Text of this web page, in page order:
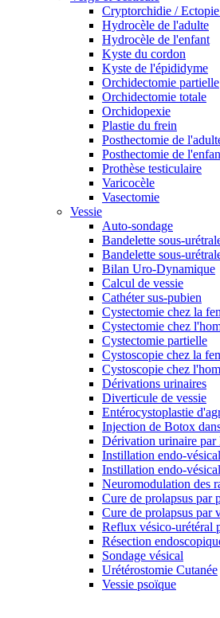
Cryptorchidie /
Hydrocèle de l'adulte
Hydrocèle de l'enfant
Kyste du cordon
Kyste de l'épididyme
Orchidectomie partielle
Orchidectomie totale
Orchidopexie
Plastie du frein
Posthectomie de
Posthectomie de
Prothèse testiculaire
Varicocèle
Vasectomie
Vessie
Auto-sondage
Bandelette sous-
Bandelette sous-
Bilan Uro-Dynamique
Calcul de vessie
Cathéter sus-pubien
Cystectomie chez la
Cystectomie chez
Cystectomie partielle
Cystoscopie chez la
Cystoscopie chez
Dérivations urinaires
Diverticule de vessie
Entérocystoplastie
Injection de Botox
Dérivation urinaire par
Instillation endo-
Instillation endo-
Neuromodulation des
Cure de prolapsus par
Cure de prolapsus par
Reflux vésico-urétéral
Résection
Sondage vésical
Urétérostomie Cutanée
Vessie psoïque